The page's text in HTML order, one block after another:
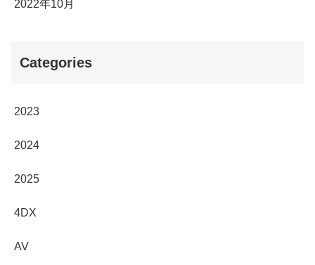
2022年10月
Categories
2023
2024
2025
4DX
AV